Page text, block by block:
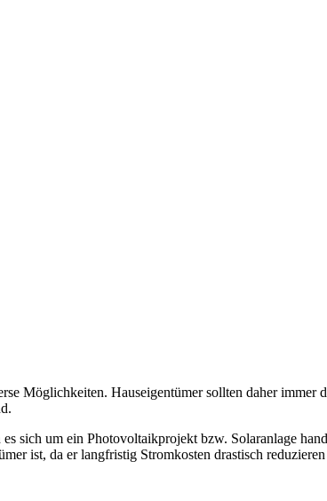
Möglichkeiten. Hauseigentümer sollten daher
es sich um ein Photovoltaikprojekt bzw. Solaranlage
ist, da er langfristig Stromkosten drastisch